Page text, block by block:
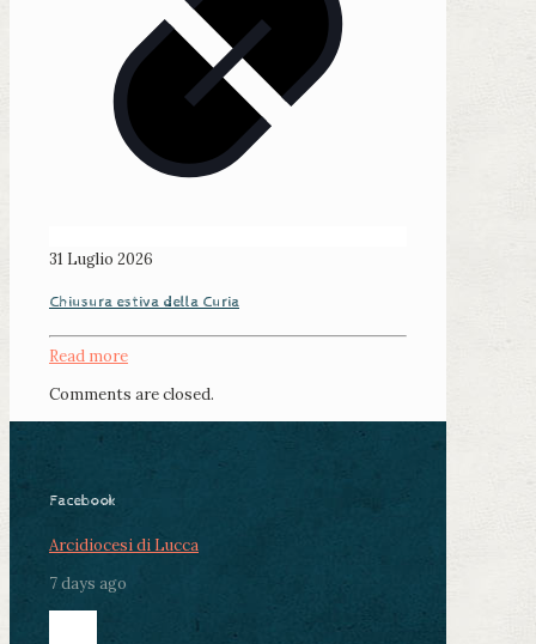
31 Luglio 2026
Chiusura estiva della Curia
Read more
Comments are closed.
Facebook
Arcidiocesi di Lucca
7 days ago